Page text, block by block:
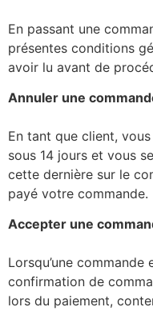
En passant une
présentes conditions
avoir lu avant de
Annuler une
En tant que client,
sous 14 jours et vous
cette dernière sur le
payé votre commande.
Accepter une
Lorsqu’une
confirmation de
lors du paiement,